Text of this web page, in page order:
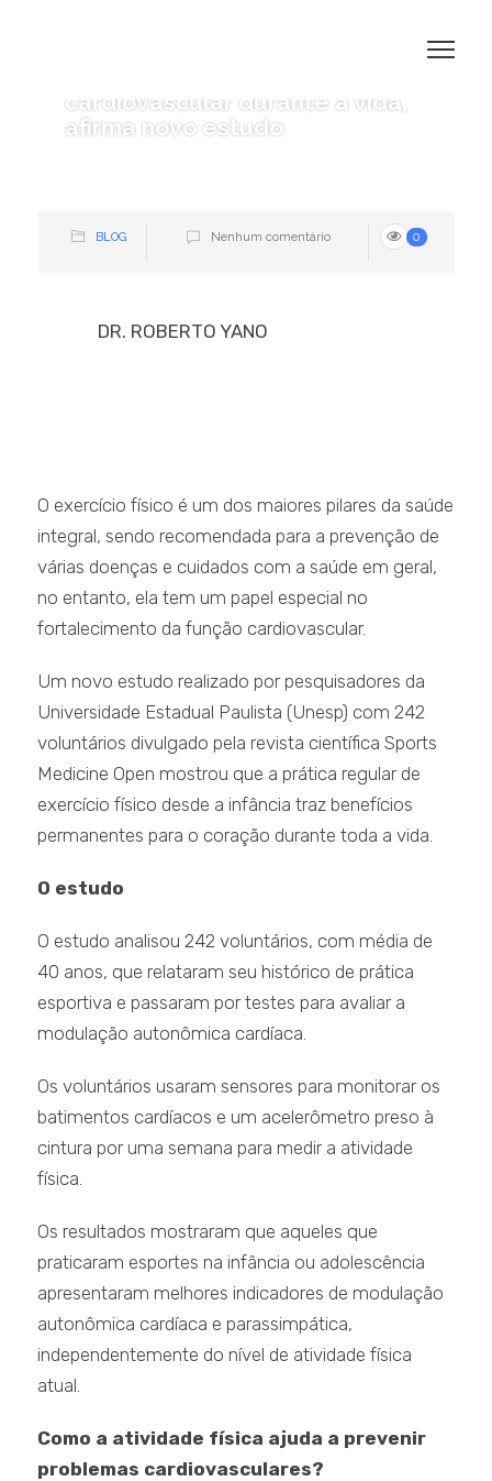
cardiovascular durante a vida,
afirma novo estudo
BLOG Nenhum comentário 0
DR. ROBERTO YANO
O exercício físico é um dos maiores pilares da saúde
integral, sendo recomendada para a prevenção de
várias doenças e cuidados com a saúde em geral,
no entanto, ela tem um papel especial no
fortalecimento da função cardiovascular.
Um novo estudo realizado por pesquisadores da
Universidade Estadual Paulista (Unesp) com 242
voluntários divulgado pela revista científica Sports
Medicine Open mostrou que a prática regular de
exercício físico desde a infância traz benefícios
permanentes para o coração durante toda a vida.
O estudo
O estudo analisou 242 voluntários, com média de
40 anos, que relataram seu histórico de prática
esportiva e passaram por testes para avaliar a
modulação autonômica cardíaca.
Os voluntários usaram sensores para monitorar os
batimentos cardíacos e um acelerômetro preso à
cintura por uma semana para medir a atividade
física.
Os resultados mostraram que aqueles que
praticaram esportes na infância ou adolescência
apresentaram melhores indicadores de modulação
autonômica cardíaca e parassimpática,
independentemente do nível de atividade física
atual.
Como a atividade física ajuda a prevenir
problemas cardiovasculares?